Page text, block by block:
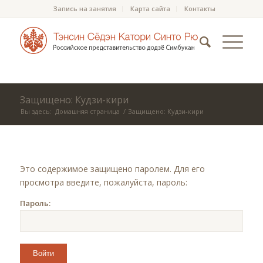
Запись на занятия Карта сайта Контакты
Защищено: Кудзи-кири
Вы здесь: Домашняя страница / Защищено: Кудзи-кири
Это содержимое защищено паролем. Для его
просмотра введите, пожалуйста, пароль:
Пароль: